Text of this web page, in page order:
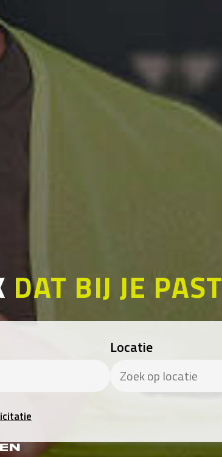
DAT BIJ JE PAST
Locatie